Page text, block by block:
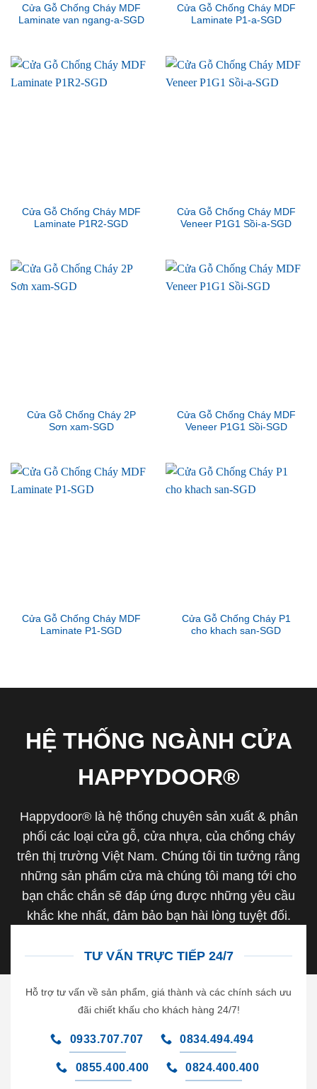
Cửa Gỗ Chống Cháy MDF
Laminate van ngang-a-SGD
Cửa Gỗ Chống Cháy MDF
Laminate P1-a-SGD
Cửa Gỗ Chống Cháy MDF
Laminate P1R2-SGD
Cửa Gỗ Chống Cháy MDF
Veneer P1G1 Sồi-a-SGD
Cửa Gỗ Chống Cháy 2P
Sơn xam-SGD
Cửa Gỗ Chống Cháy MDF
Veneer P1G1 Sồi-SGD
Cửa Gỗ Chống Cháy MDF
Laminate P1-SGD
Cửa Gỗ Chống Cháy P1
cho khach san-SGD
HỆ THỐNG NGÀNH CỬA
HAPPYDOOR®
Happydoor® là hệ thống chuyên sản xuất & phân
phối các loại cửa gỗ, cửa nhựa, của chống cháy
trên thị trường Việt Nam. Chúng tôi tin tưởng rằng
những sản phẩm cửa mà chúng tôi mang tới cho
bạn chắc chắn sẽ đáp ứng được những yêu cầu
khắc khe nhất, đảm bảo bạn hài lòng tuyệt đối.
TƯ VẤN TRỰC TIẾP 24/7
Hỗ trợ tư vấn về sản phẩm, giá thành và các chính sách ưu
đãi chiết khấu cho khách hàng 24/7!
0933.707.707 0834.494.494
0855.400.400 0824.400.400